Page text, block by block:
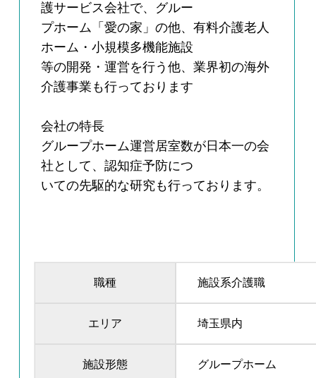
護サービス会社で、グルー
プホーム「愛の家」の他、有料介護老人
ホーム・小規模多機能施設
等の開発・運営を行う他、業界初の海外
介護事業も行っております
会社の特長
グループホーム運営居室数が日本一の会
社として、認知症予防につ
いての先駆的な研究も行っております。
職種 施設系介護職
エリア 埼玉県内
施設形態 グループホーム